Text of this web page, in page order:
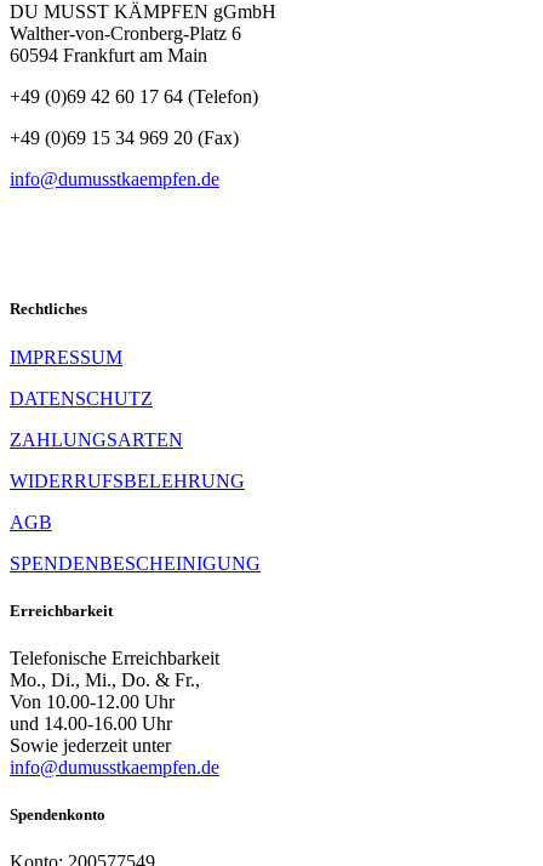
DU MUSST KÄMPFEN gGmbH
Walther-von-Cronberg-Platz 6
60594 Frankfurt am Main
+49 (0)69 42 60 17 64 (Telefon)
+49 (0)69 15 34 969 20 (Fax)
info@dumusstkaempfen.de
Rechtliches
IMPRESSUM
DATENSCHUTZ
ZAHLUNGSARTEN
WIDERRUFSBELEHRUNG
AGB
SPENDENBESCHEINIGUNG
Erreichbarkeit
Telefonische Erreichbarkeit
Mo., Di., Mi., Do. & Fr.,
Von 10.00-12.00 Uhr
und 14.00-16.00 Uhr
Sowie jederzeit unter
info@dumusstkaempfen.de
Spendenkonto